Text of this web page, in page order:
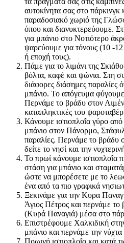
αυτοκίνητα σας στο πάρκινγκ
παραδοσιακό χωριό της
όπου και διανυκτερεύουμε.
για μπάνιο στο Νοτιότερο
ψαρεύουμε για τόνους (10 -12
ή εποχή τους).
Πάμε για το λιμάνι της
βόλτα, καφέ και ψώνια. Στη
διάφορες διάσημες παραλίες
μπάνιο. Το απόγευμα
Περνάμε το βράδυ στον
καταπληκτικές του
Κάνουμε ιστιοπλοΐα γύρο
μπάνιο στον Πάνορμο,
παραλίες. Περνάμε το βράδυ
δείτε το νησί και την
Το πρωί κάνουμε ιστιοπλοΐα
στάση για μπάνιο και
ώστε να μπορέσετε με το
ένα από τα πιο γραφικά
Ξεκινάμε για την Κυρα
Άγιος Πέτρος και περνάμε
(Κυρά Παναγιά) μέσα στο
Επιστρέφουμε Χαλκιδική
μπάνιο και περνάμε την